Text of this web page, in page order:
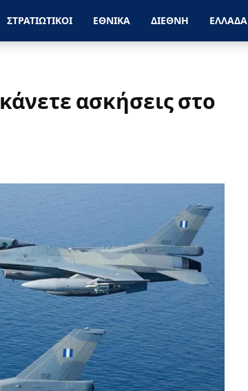
ΣΤΡΑΤΙΩΤΙΚΟΙ ΕΘΝΙΚΑ ΔΙΕΘΝΗ ΕΛΛΑΔΑ
ασκήσεις στο